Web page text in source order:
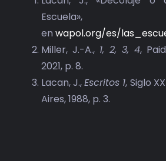
Escuela»,
en wapol.org/es/
Miller, J.-A., 1, 2, 3, 4,
2021, p. 8.
Lacan, J.,Escritos 1, Siglo
Aires, 1988, p. 3.